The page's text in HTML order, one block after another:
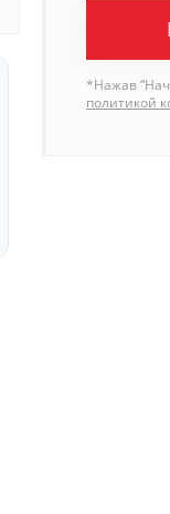
*Нажав
политикой